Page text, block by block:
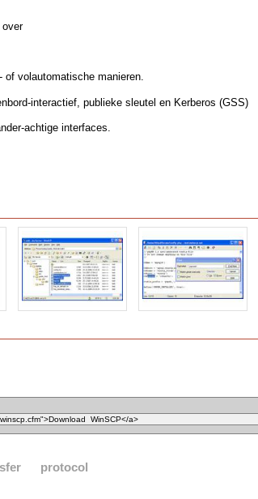
of volautomatische manieren.
interactief, publieke sleutel en Kerberos (GSS)
achtige interfaces.
protocol